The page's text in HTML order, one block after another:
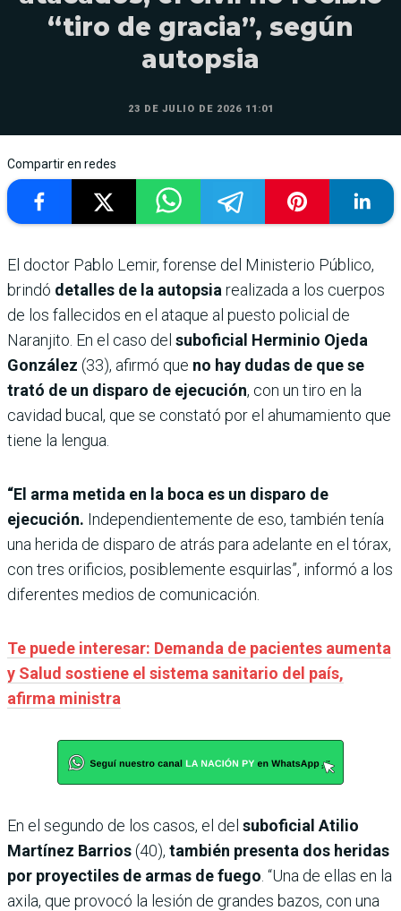
“tiro de gracia”, según
autopsia
23 DE JULIO DE 2026 11:01
Compartir en redes
El doctor Pablo Lemir, forense del Ministerio Público,
brindó detalles de la autopsia realizada a los cuerpos
de los fallecidos en el ataque al puesto policial de
Naranjito. En el caso del suboficial Herminio Ojeda
González (33), afirmó que no hay dudas de que se
trató de un disparo de ejecución, con un tiro en la
cavidad bucal, que se constató por el ahumamiento que
tiene la lengua.
“El arma metida en la boca es un disparo de
ejecución. Independientemente de eso, también tenía
una herida de disparo de atrás para adelante en el tórax,
con tres orificios, posiblemente esquirlas”, informó a los
diferentes medios de comunicación.
Te puede interesar: Demanda de pacientes aumenta
y Salud sostiene el sistema sanitario del país,
afirma ministra
En el segundo de los casos, el del suboficial Atilio
Martínez Barrios(40), también presenta dos heridas
por proyectiles de armas de fuego . “Una de ellas en la
axila, que provocó la lesión de grandes bazos, con una